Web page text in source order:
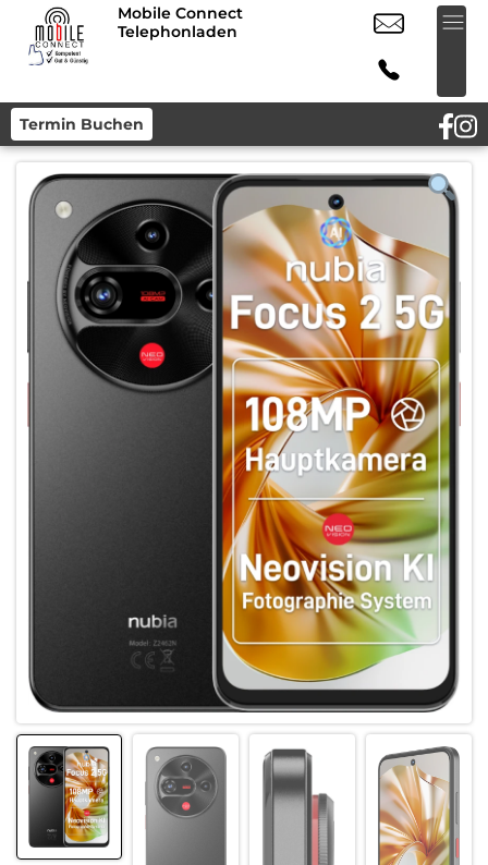
Mobile Connect
Telephonladen
Termin Buchen